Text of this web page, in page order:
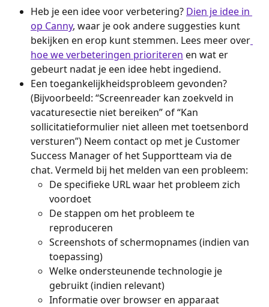
Heb je een idee voor verbetering? Dien je idee in
op Canny, waar je ook andere suggesties kunt
bekijken en erop kunt stemmen. Lees meer over
hoe we verbeteringen prioriteren en wat er
gebeurt nadat je een idee hebt ingediend.
Een toegankelijkheidsprobleem gevonden?
(Bijvoorbeeld: “Screenreader kan zoekveld in
vacaturesectie niet bereiken” of “Kan
sollicitatieformulier niet alleen met toetsenbord
versturen”) Neem contact op met je Customer
Success Manager of het Supportteam via de
chat. Vermeld bij het melden van een probleem:
De specifieke URL waar het probleem zich
voordoet
De stappen om het probleem te
reproduceren
Screenshots of schermopnames (indien van
toepassing)
Welke ondersteunende technologie je
gebruikt (indien relevant)
Informatie over browser en apparaat